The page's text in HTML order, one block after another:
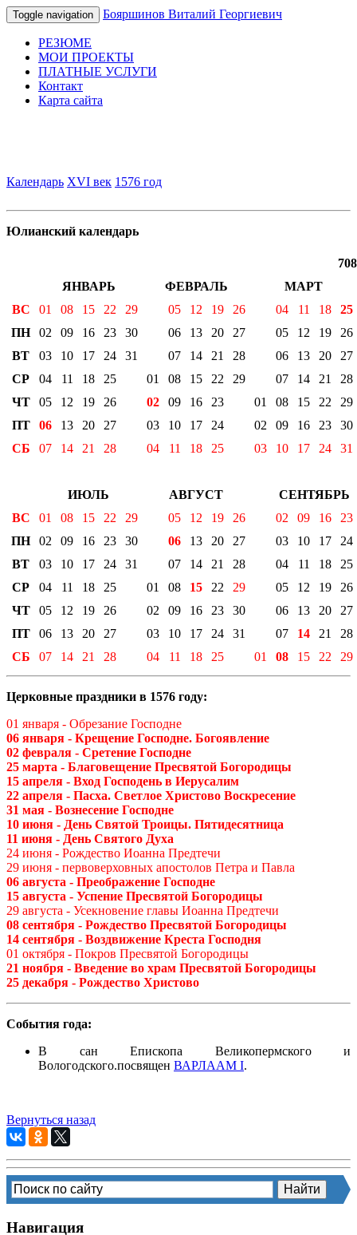
Toggle navigation Бояршинов Виталий Георгиевич
РЕЗЮМЕ
МОИ ПРОЕКТЫ
ПЛАТНЫЕ УСЛУГИ
Контакт
Карта сайта
Календарь XVI век 1576 год
Юлианский календарь
ЯНВАРЬ
ФЕВРАЛЬ
МАРТ
ВС
01 08 15 22 29 05 12 19 26 04 11 18
25
ПН
02 09 16 23 30 06 13 20 27 05 12 19
26
ВТ
03 10 17 24 31 07 14 21 28 06 13 20
27
СР
04 11 18 25 01 08 15 22 29 07 14 21
28
ЧТ
05 12 19 26 02 09 16 23 01 08 15 22
29
ПТ
06 13 20 27 03 10 17 24 02 09 16 23
30
СБ
07 14 21 28 04 11 18 25 03 10 17 24 31
ИЮЛЬ АВГУСТ
СЕНТЯБРЬ
ВС
01 08 15 22 29 05 12 19 26 02 09 16
23
ПН
02 09 16 23 30 06 13 20 27 03 10 17
24
ВТ
03 10 17 24 31 07 14 21 28 04 11 18
25
СР
04 11 18 25 01 08 15 22 29 05 12 19
26
ЧТ
05 12 19 26 02 09 16 23 30 06 13 20
27
ПТ
06 13 20 27 03 10 17 24 31 07 14 21
28
СБ
07 14 21 28 04 11 18 25 01 08 15 22 29
Церковные праздники в 1576 году:
01 января - Обрезание Господне
06 января - Крещение Господне. Богоявление
02 февраля - Сретение Господне
25 марта - Благовещение Пресвятой Богородицы
15 апреля - Вход Господень в Иерусалим
22 апреля - Пасха. Светлое Христово Воскресение
31 мая - Вознесение Господне
10 июня - День Святой Троицы. Пятидесятница
11 июня - День Святого Духа
24 июня - Рождество Иоанна Предтечи
29 июня - первоверховных апостолов Петра и Павла
06 августа - Преображение Господне
15 августа - Успение Пресвятой Богородицы
29 августа - Усекновение главы Иоанна Предтечи
08 сентября - Рождество Пресвятой Богородицы
14 сентября - Воздвижение Креста Господня
01 октября - Покров Пресвятой Богородицы
21 ноября - Введение во храм Пресвятой Богородицы
25 декабря - Рождество Христово
События года:
В сан Епископа Великопермского и
Вологодского.посвящен ВАРЛААМ I.
Вернуться назад
Навигация